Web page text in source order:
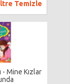
Temizle
- Mine Kızlar